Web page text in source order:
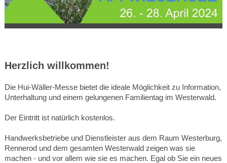
Herzlich willkommen!
Die Hui-Wäller-Messe bietet die ideale Möglichkeit zu Information,
Unterhaltung und einem gelungenen Familientag im Westerwald.
Der Eintritt ist natürlich kostenlos.
Handwerksbetriebe und Dienstleister aus dem Raum Westerburg,
Rennerod und dem gesamten Westerwald zeigen was sie
machen - und vor allem wie sie es machen. Egal ob Sie ein neues